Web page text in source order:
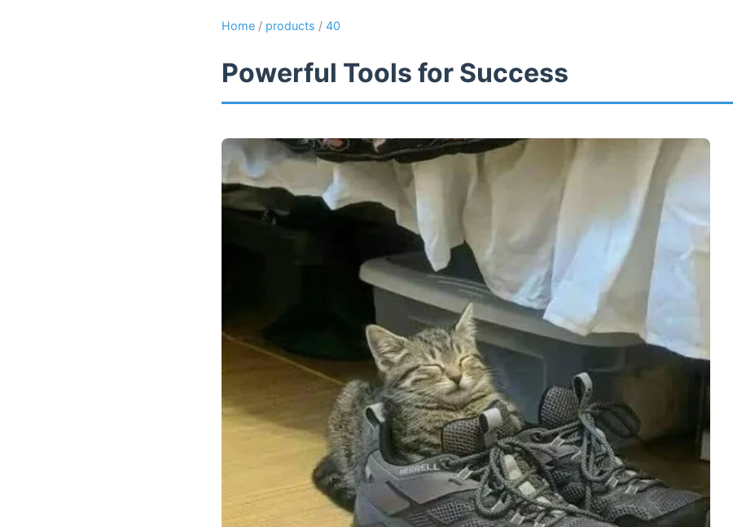
Home / products / 40
Powerful Tools for Success